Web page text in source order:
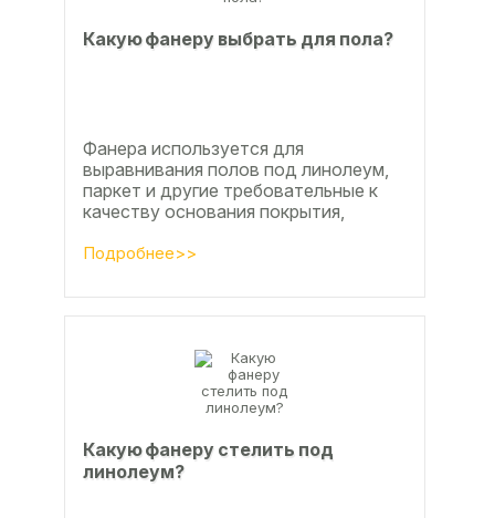
Какую фанеру выбрать для пола?
Фанера используется для
выравнивания полов под линолеум,
паркет и другие требовательные к
качеству основания покрытия,
по деревянным лагам или...
Подробнее>>
Какую фанеру стелить под
линолеум?